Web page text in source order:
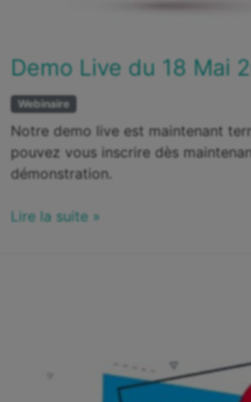
Demo Live du 18 Mai
Webinaire
Notre demo live est maintenant
pouvez vous inscrire dès
démonstration.
Lire la suite »